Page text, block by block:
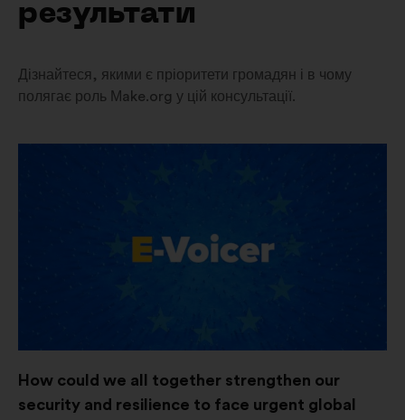
результати
Дізнайтеся, якими є пріоритети громадян і в чому
полягає роль Мake.org у цій консультації.
How could we all together strengthen our
security and resilience to face urgent global